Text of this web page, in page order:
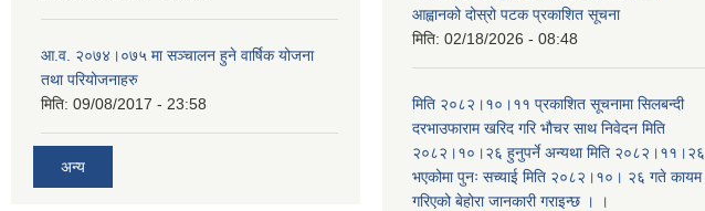
आ.व. २०७४।०७५ मा सञ्चालन हुने वार्षिक योजना
तथा परियोजनाहरु
मिति: 09/08/2017 - 23:58
अन्य
आह्वानको दोस्रो पटक प्रकाशित सूचना
मिति: 02/18/2026 - 08:48
मिति २०८२।१०।११ प्रकाशित सूचनामा सिलबन्दी
दरभाउफाराम खरिद गरि भौचर साथ निवेदन मिति
२०८२।१०।२६ हुनुपर्ने अन्यथा मिति २०८२।११।२६
भएकोमा पुनः सच्याई मिति २०८२।१०। २६ गते कायम
गरिएको बेहोरा जानकारी गराइन्छ । ।